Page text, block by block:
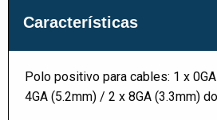
Características
Polo positivo para cables: 1 x
4GA (5.2mm) / 2 x 8GA (3.3mm)